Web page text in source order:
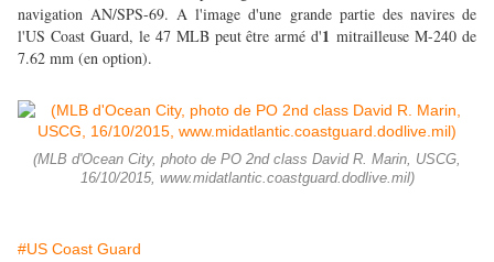
navigation AN/SPS-69. A l'image d'une grande partie des navires de
l'US Coast Guard, le 47 MLB peut être armé d'1 mitrailleuse M-240 de
7.62 mm (en option).
(MLB d'Ocean City, photo de PO 2nd class David R. Marin, USCG,
16/10/2015, www.midatlantic.coastguard.dodlive.mil)
#US Coast Guard